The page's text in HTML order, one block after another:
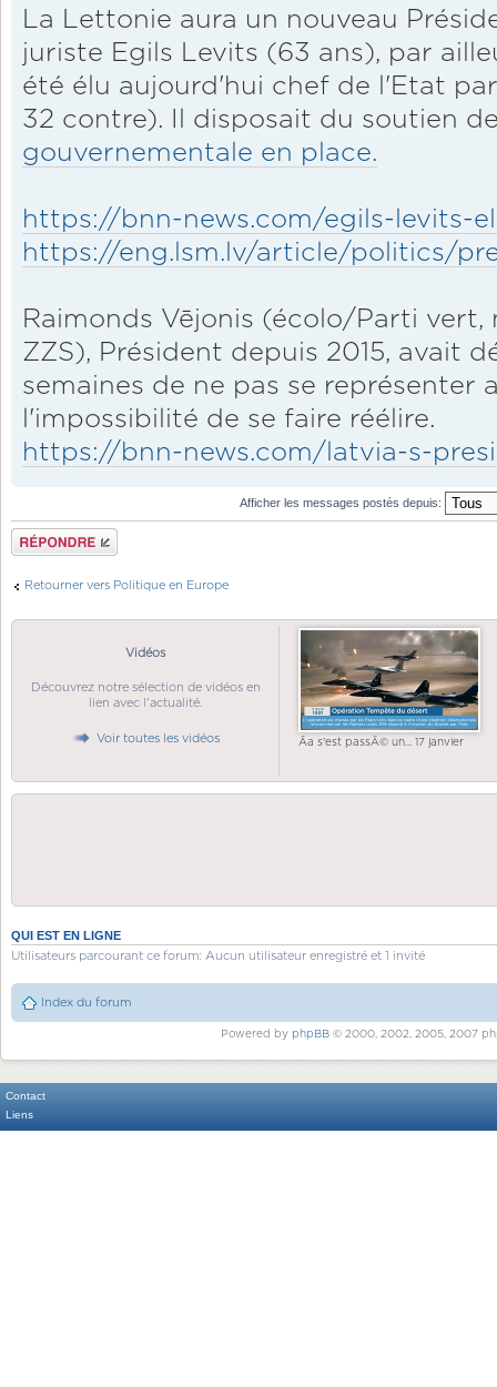
La Lettonie aura un nouveau
juriste Egils Levits (63 ans), par
été élu aujourd'hui chef de l'Etat
32 contre). Il disposait du soutien
gouvernementale en place.
https://bnn-news.com/egils-levits-
https://eng.lsm.lv/article/politics/
Raimonds Vējonis (écolo/Parti
ZZS), Président depuis 2015, avait
semaines de ne pas se représenter
l'impossibilité de se faire réélire.
https://bnn-news.com/latvia-s-
Afficher les messages postés depuis:
Répondre
Retourner vers Politique en Europe
Vidéos
Découvrez notre sélection de vidéos en
lien avec l'actualité.
Voir toutes les vidéos Ãa s'est passÃ© un... 17 janvier
QUI EST EN LIGNE
Utilisateurs parcourant ce forum: Aucun utilisateur enregistré et 1 invité
Index du forum
Powered by phpBB© 2000, 2002, 2005, 2007
Contact
Liens